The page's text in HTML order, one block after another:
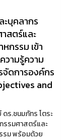
บุคลากร
สตร์และ
กรรม เข้า
วามรู้ความ
จัดการองค์กร
and
ร.ชนมภัทร โตระ
รมศาสตร์และ
รม พร้อมด้วย